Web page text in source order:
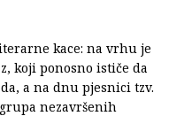
kace: na vrhu je
koji ponosno ističe da
a na dnu pjesnici tzv.
nezavršenih